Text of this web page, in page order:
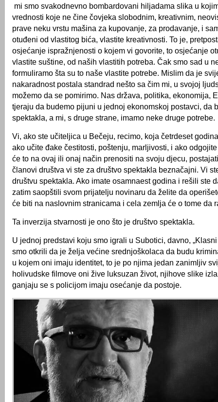
mi smo svakodnevno bombardovani hiljadama slika u
vrednosti koje ne čine čovjeka slobodnim, kreativnim,
prave neku vrstu mašina za kupovanje, za prodavanje, i
otuđeni od vlastitog bića, vlastite kreativnosti. To je,
osjećanje ispražnjenosti o kojem vi govorite, to osjećanje
vlastite suštine, od naših vlastitih potreba. Čak smo sad u
formuliramo šta su to naše vlastite potrebe. Mislim da je
nakaradnost postala standrad nešto sa čim mi, u svojoj
možemo da se pomirimo. Nas država, politika, ekonomija,
tjeraju da budemo pijuni u jednoj ekonomskoj postavci, da
spektakla, a mi, s druge strane, imamo neke druge potrebe.
Vi, ako ste učiteljica u Bečeju, recimo, koja četrdeset
ako učite đake čestitosti, poštenju, marljivosti, i ako
će to na ovaj ili onaj način prenositi na svoju djecu,
članovi društva vi ste za društvo spektakla beznačajni. Vi
društvu spektakla. Ako imate osamnaest godina i rešili ste
zatim saopštili svom prijatelju novinaru da želite da
će biti na naslovnim stranicama i cela zemlja će o tome da
Ta inverzija stvarnosti je ono što je društvo spektakla.
U jednoj predstavi koju smo igrali u Subotici, davno,
smo otkrili da je želja većine srednjoškolaca da budu
u kojem oni imaju identitet, to je po njima jedan zanimljiv
holivudske filmove oni žive luksuzan život, njihove slike
ganjaju se s policijom imaju osećanje da postoje.